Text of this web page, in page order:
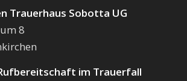
Trauerhaus Sobotta UG
8
im Trauerfall